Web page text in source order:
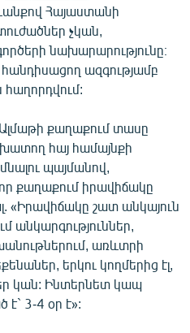
Հայաստանի
չկան,
նախարարությունը։
ազգությամբ
հաղորդվում:
քաղաքում տասը
հայ համայնքի
պայմանով,
քաղաքում իրավիճակը
«Իրավիճակը շատ անկայուն
անկարգություններ,
առևտրի
երկու կողմերից էլ,
կան: Ինտերնետ կապ
է` 3-4 օր է»: